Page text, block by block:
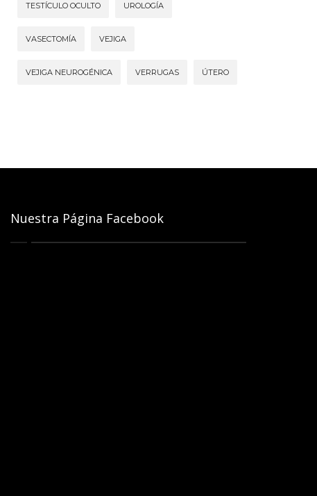
TESTÍCULO OCULTO UROLOGÍA
VASECTOMÍA VEJIGA
VEJIGA NEUROGÉNICA VERRUGAS ÚTERO
Nuestra Página Facebook